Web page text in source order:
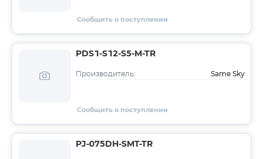
Сообщить о поступлении
PDS1-S12-S5-M-TR
Производитель: Same Sky
Сообщить о поступлении
PJ-075DH-SMT-TR